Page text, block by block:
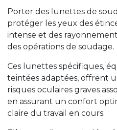
Porter des lunettes de
protéger les yeux des
intense et des
des opérations de soudage.
Ces lunettes spécifiques,
teintées adaptées, offrent
risques oculaires graves
en assurant un confort
claire du travail en cours.